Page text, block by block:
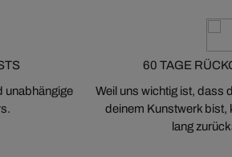
unabhängige
60 TAGE
Weil uns wichtig ist, dass
deinem Kunstwerk bist,
lang